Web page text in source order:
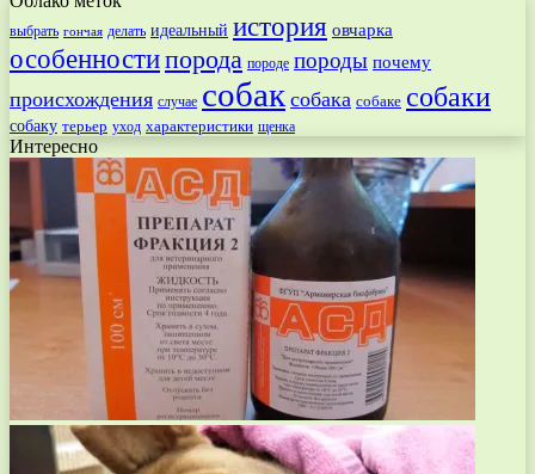
выбрать гончая делать идеальный история овчарка
особенностипорода породе породы почему
происхождения случае собак собака собаке собаки
собаку терьер уход характеристики щенка
Интересно